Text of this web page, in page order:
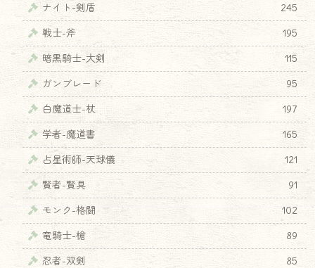
ナイト-剣盾
245
戦士-斧
195
暗黒騎士-大剣
115
ガンブレード
95
白魔道士-杖
197
学者-魔道書
165
占星術師-天球儀
121
賢者-賢具
91
モンク-格闘
102
竜騎士-槍
89
忍者-双剣
85